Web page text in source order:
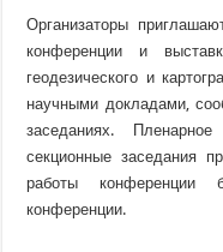
Организаторы
конференции и
геодезического и
научными докладами,
заседаниях.
секционные заседания
работы конференции
конференции.